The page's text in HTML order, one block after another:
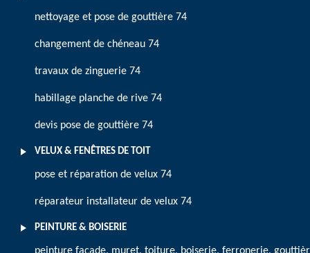
nettoyage et pose de gouttière 74
changement de chéneau 74
travaux de zinguerie 74
habillage planche de rive 74
devis pose de gouttière 74
VELUX & FENÊTRES DE TOIT
pose et réparation de velux 74
réparateur installateur de velux 74
PEINTURE & BOISERIE